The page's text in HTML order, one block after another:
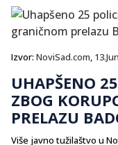
Izvor: NoviSad.com,
UHAPŠENO
ZBOG
PRELAZU
Više javno tužilaštvo u